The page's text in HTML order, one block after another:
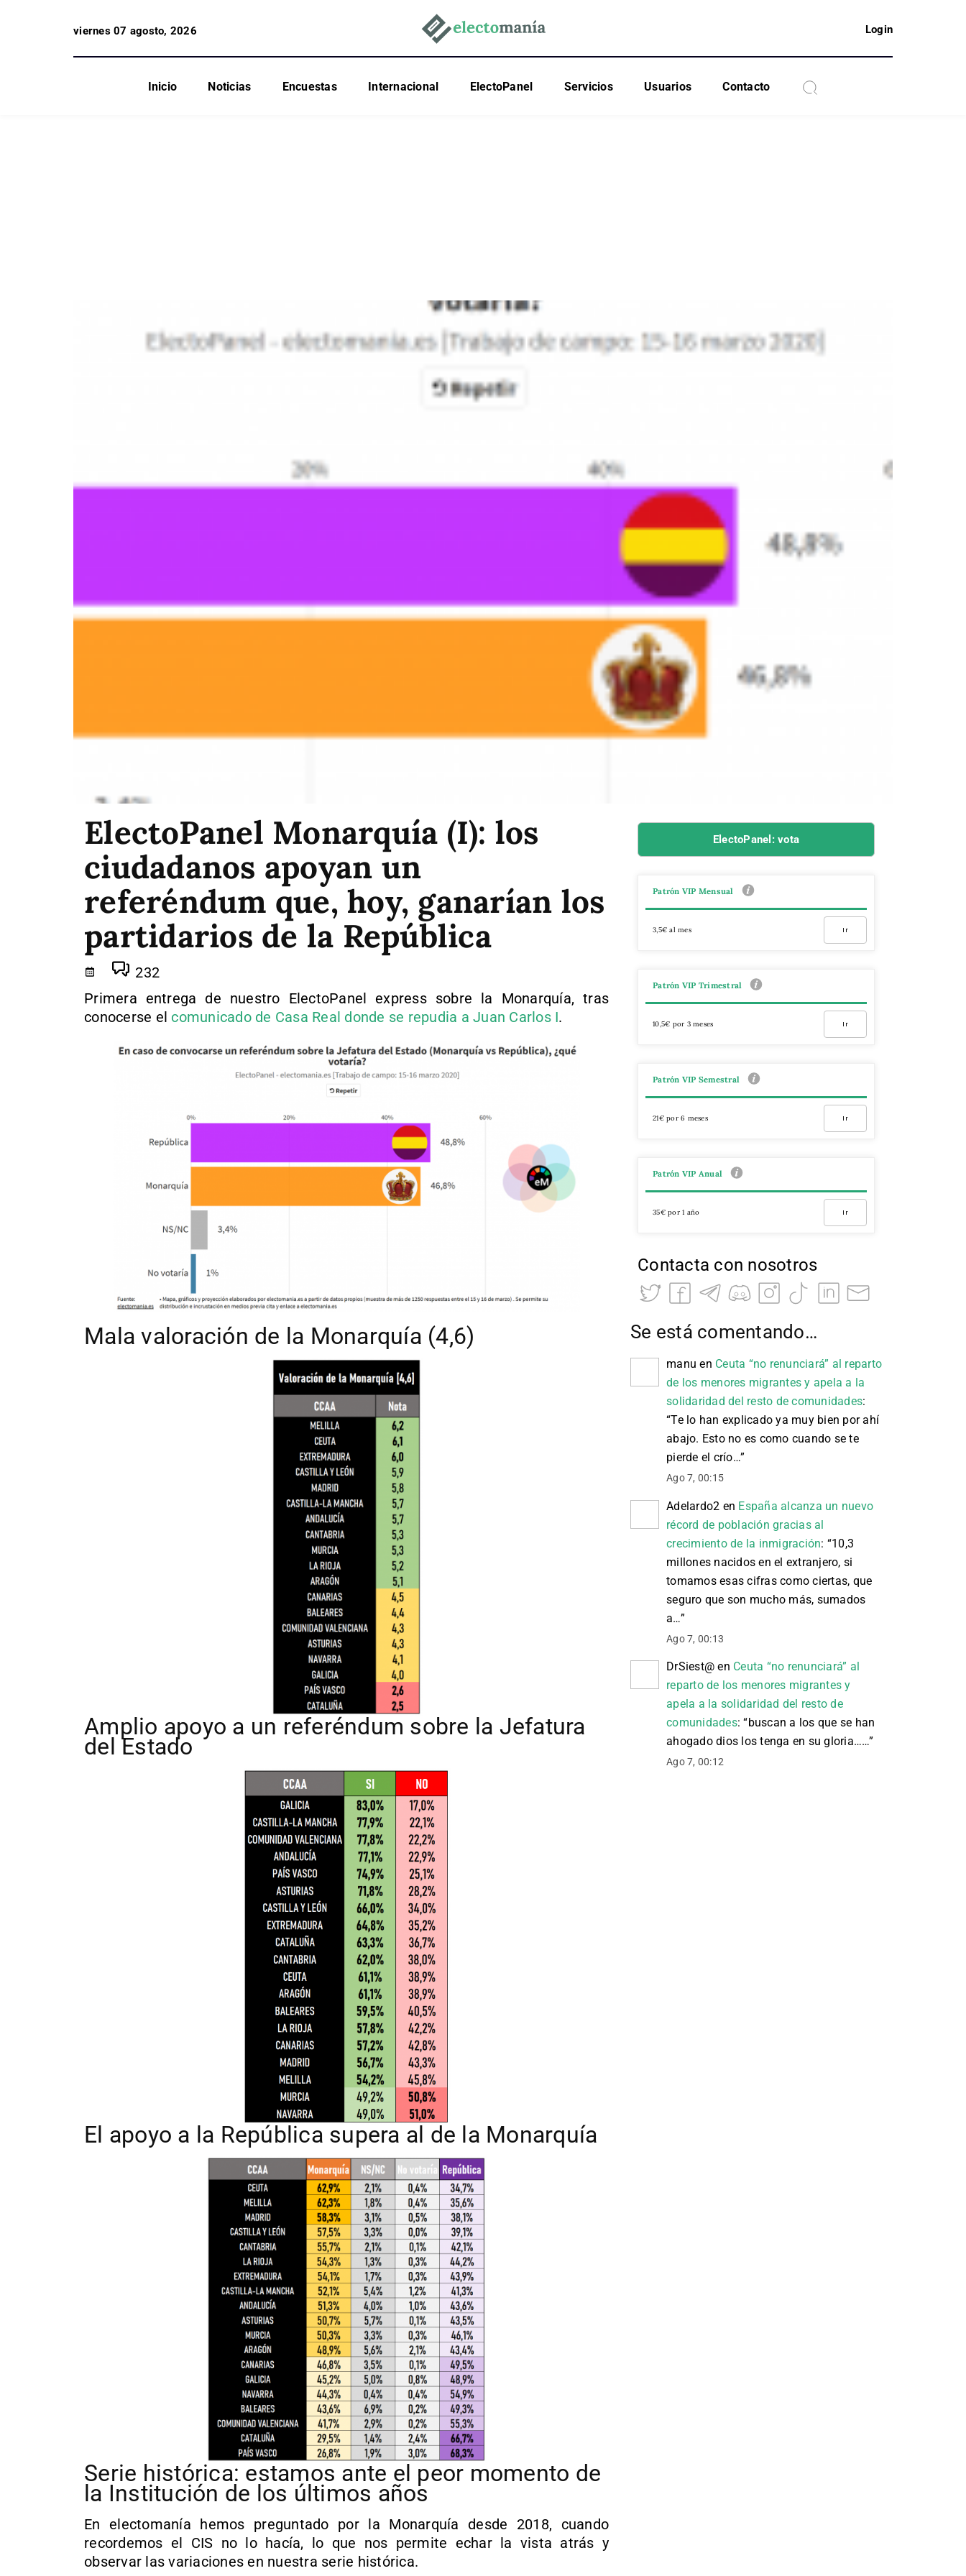
viernes 07 agosto, 2026 Login
Inicio Noticias Encuestas Internacional ElectoPanel Servicios Usuarios Contacto
ElectoPanel Monarquía (I): los
ciudadanos apoyan un
referéndum que, hoy, ganarían los
partidarios de la República
232
Primera entrega de nuestro ElectoPanel express sobre la Monarquía, tras
conocerse el comunicado de Casa Real donde se repudia a Juan Carlos I.
Mala valoración de la Monarquía (4,6)
Amplio apoyo a un referéndum sobre la Jefatura
del Estado
El apoyo a la República supera al de la Monarquía
Serie histórica: estamos ante el peor momento de
la Institución de los últimos años
En electomanía hemos preguntado por la Monarquía desde 2018, cuando
recordemos el CIS no lo hacía, lo que nos permite echar la vista atrás y
observar las variaciones en nuestra serie histórica.
ElectoPanel: vota
Patrón VIP Mensual
3,5€ al mes Ir
Patrón VIP Trimestral
10,5€ por 3 meses Ir
Patrón VIP Semestral
21€ por 6 meses Ir
Patrón VIP Anual
35€ por 1 año Ir
Contacta con nosotros
Se está comentando…
manu en Ceuta “no renunciará” al reparto
de los menores migrantes y apela a la
solidaridad del resto de comunidades:
“Te lo han explicado ya muy bien por ahí
abajo. Esto no es como cuando se te
pierde el crío…”
Ago 7, 00:15
Adelardo2 en España alcanza un nuevo
récord de población gracias al
crecimiento de la inmigración: “10,3
millones nacidos en el extranjero, si
tomamos esas cifras como ciertas, que
seguro que son mucho más, sumados
a…”
Ago 7, 00:13
DrSiest@ en Ceuta “no renunciará” al
reparto de los menores migrantes y
apela a la solidaridad del resto de
comunidades: “buscan a los que se han
ahogado dios los tenga en su gloria……”
Ago 7, 00:12